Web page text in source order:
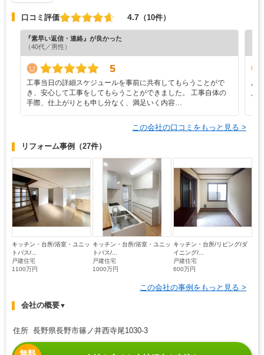
口コミ評価 4.7 （10件）
『素早い返信・連絡』が良かった
（40代／男性）
5
工事当日の詳細スケジュールを事前に共有してもらうことがで
き、安心して工事をしてもらうことができました。 工事自体の
手際、仕上がりとも申し分なく、満足いく内容…
あ
足
この会社の口コミをもっと見る >
リフォーム事例 （27件）
キッチン・台所/浴室・ユニッ
トバス/...
戸建住宅
1100万円
キッチン・台所/浴室・ユニッ
トバス/...
戸建住宅
1000万円
キッチン・台所/リビング/ダ
イニング/...
戸建住宅
600万円
この会社の事例をもっと見る >
会社の概要▼
住所 長野県長野市篠ノ井西寺尾1030-3